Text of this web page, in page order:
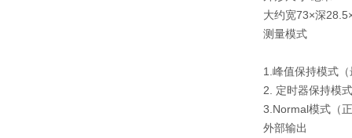
大约宽73×深
测量模式
1.峰值保持模式
2. 定时器保持模
3.Normal模式（
外部输出